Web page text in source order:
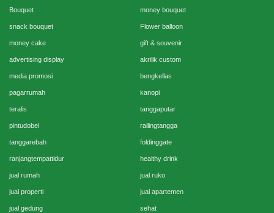
Bouquet money bouquet
snack bouquet Flower balloon
money cake gift & souvenir
advertising display akrilik custom
media promosi bengkellas
pagarrumah kanopi
teralis tanggaputar
pintudobel railingtangga
tanggarebah foldinggate
ranjangtempattidur healthy drink
jual rumah jual ruko
jual properti jual apartemen
jual gedung sehat